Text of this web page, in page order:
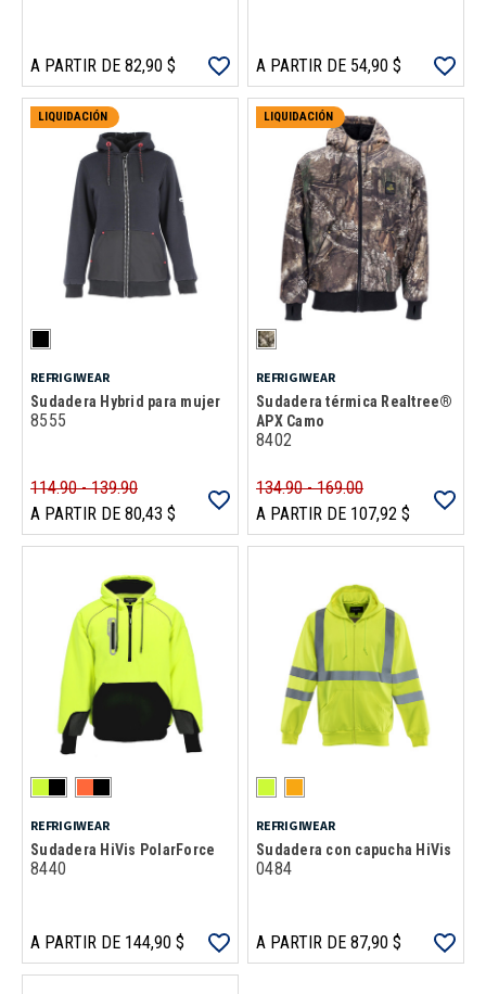
A PARTIR DE 82,90 $ A PARTIR DE 54,90 $
LIQUIDACIÓN
REFRIGIWEAR
Sudadera Hybrid para mujer
8555
114.90 - 139.90
A PARTIR DE 80,43 $
LIQUIDACIÓN
REFRIGIWEAR
Sudadera térmica Realtree®
APX Camo
8402
134.90 - 169.00
A PARTIR DE 107,92 $
REFRIGIWEAR
Sudadera HiVis PolarForce
8440
A PARTIR DE 144,90 $
REFRIGIWEAR
Sudadera con capucha HiVis
0484
A PARTIR DE 87,90 $